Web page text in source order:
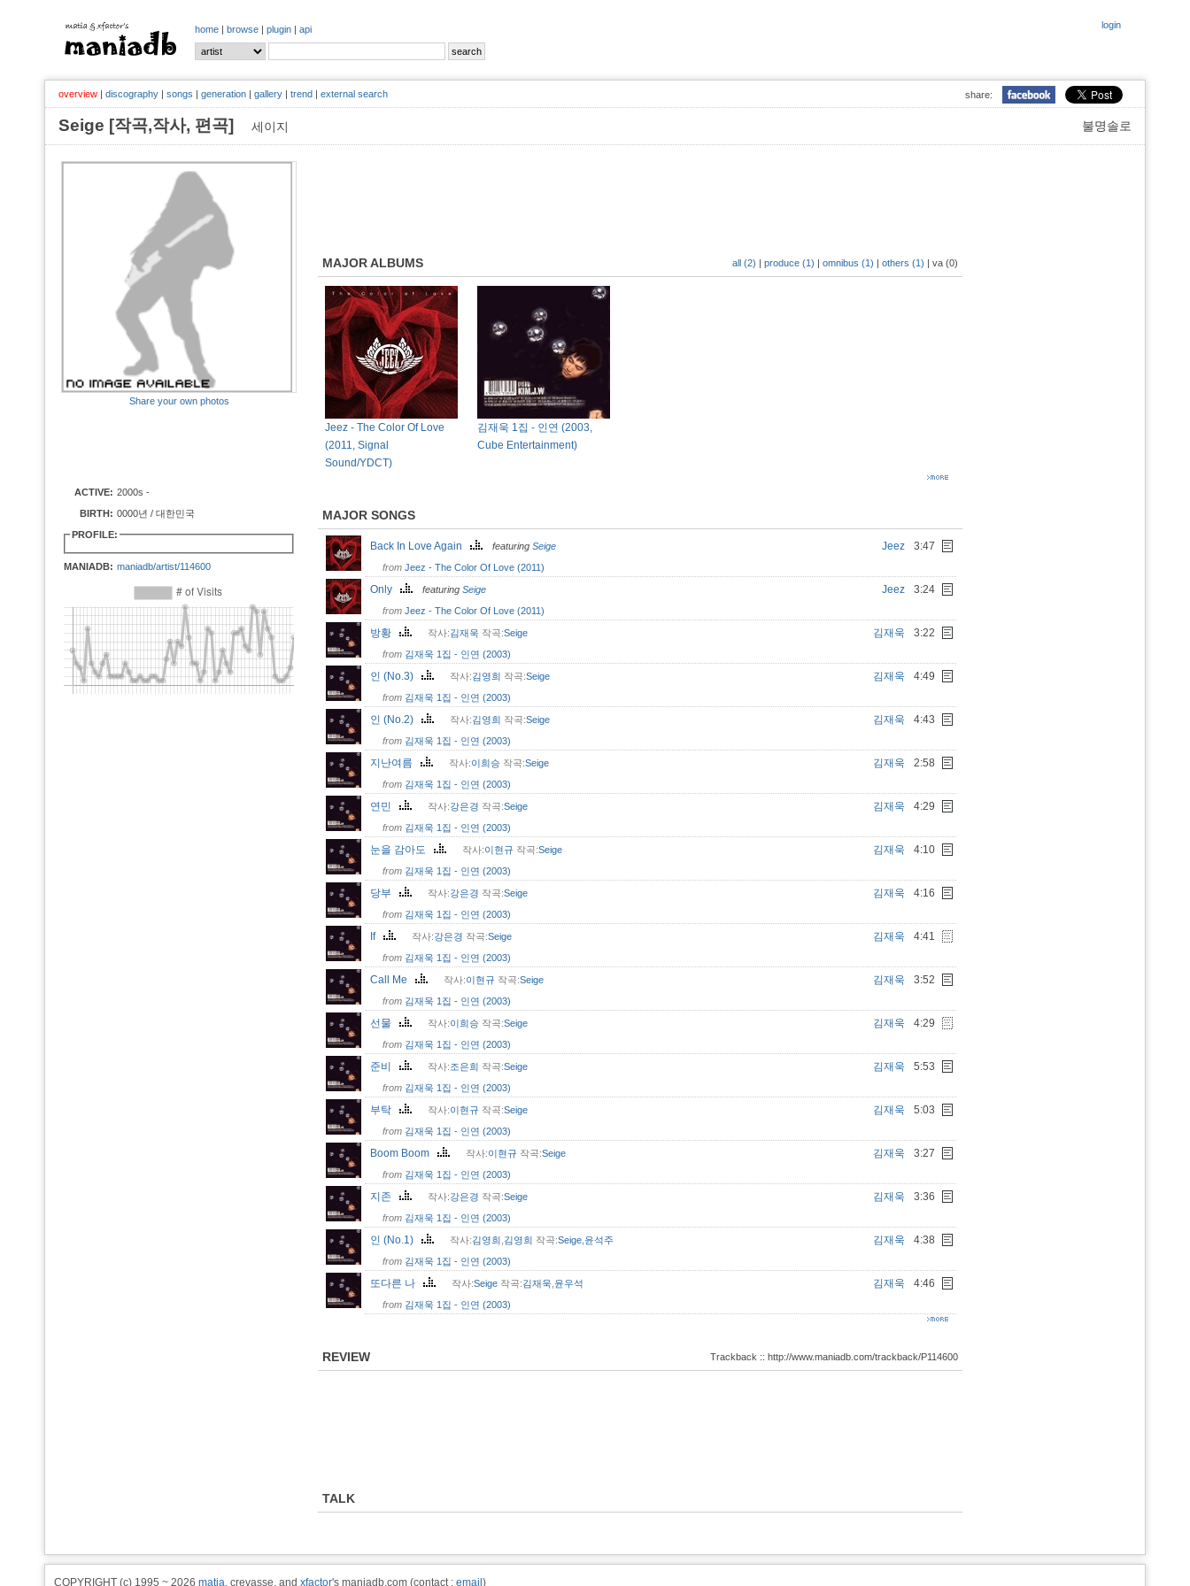
login
home | browse | plugin | api
share:
overview | discography | songs | generation | gallery | trend | external search
불명솔로
Seige [작곡,작사, 편곡] 세이지
Share your own photos
ACTIVE: 2000s -
BIRTH: 0000년 / 대한민국
PROFILE:
MANIADB: maniadb/artist/114600
MAJOR ALBUMS all (2) | produce (1) | omnibus (1) | others (1) | va (0)
Jeez - The Color Of Love
(2011, Signal
Sound/YDCT)
김재욱 1집 - 인연 (2003,
Cube Entertainment)
MAJOR SONGS
Back In Love Again featuring Seige Jeez 3:47
from Jeez - The Color Of Love (2011)
Only featuring Seige Jeez 3:24
from Jeez - The Color Of Love (2011)
방황 작사:김재욱 작곡:Seige 김재욱 3:22
from 김재욱 1집 - 인연 (2003)
인 (No.3) 작사:김영희 작곡:Seige 김재욱 4:49
from 김재욱 1집 - 인연 (2003)
인 (No.2) 작사:김영희 작곡:Seige 김재욱 4:43
from 김재욱 1집 - 인연 (2003)
지난여름 작사:이희승 작곡:Seige 김재욱 2:58
from 김재욱 1집 - 인연 (2003)
연민 작사:강은경 작곡:Seige 김재욱 4:29
from 김재욱 1집 - 인연 (2003)
눈을 감아도 작사:이현규 작곡:Seige 김재욱 4:10
from 김재욱 1집 - 인연 (2003)
당부 작사:강은경 작곡:Seige 김재욱 4:16
from 김재욱 1집 - 인연 (2003)
If 작사:강은경 작곡:Seige 김재욱 4:41
from 김재욱 1집 - 인연 (2003)
Call Me 작사:이현규 작곡:Seige 김재욱 3:52
from 김재욱 1집 - 인연 (2003)
선물 작사:이희승 작곡:Seige 김재욱 4:29
from 김재욱 1집 - 인연 (2003)
준비 작사:조은희 작곡:Seige 김재욱 5:53
from 김재욱 1집 - 인연 (2003)
부탁 작사:이현규 작곡:Seige 김재욱 5:03
from 김재욱 1집 - 인연 (2003)
Boom Boom 작사:이현규 작곡:Seige 김재욱 3:27
from 김재욱 1집 - 인연 (2003)
지존 작사:강은경 작곡:Seige 김재욱 3:36
from 김재욱 1집 - 인연 (2003)
인 (No.1) 작사:김영희 김영희 작곡:Seige 윤석주 김재욱 4:38
from 김재욱 1집 - 인연 (2003)
또다른 나 작사:Seige 작곡:김재욱 윤우석 김재욱 4:46
from 김재욱 1집 - 인연 (2003)
REVIEW Trackback :: http://www.maniadb.com/trackback/P114600
TALK
COPYRIGHT (c) 1995 ~ 2026 matia, crevasse, and xfactor's maniadb.com (contact : email )